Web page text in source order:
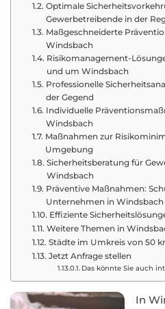
Optimale
Gewerbetreibende in der
Maßgeschneiderte
Windsbach
Risikomanagement-
und um Windsbach
Professionelle
der Gegend
Individuelle
Windsbach
Maßnahmen zur
Umgebung
Sicherheitsberatung für
Windsbach
Präventive Maßnahmen:
Unternehmen in Windsbach
Effiziente
Weitere Themen in
Städte im Umkreis von 50
Jetzt Anfrage stellen
Das könnte Sie auch
In